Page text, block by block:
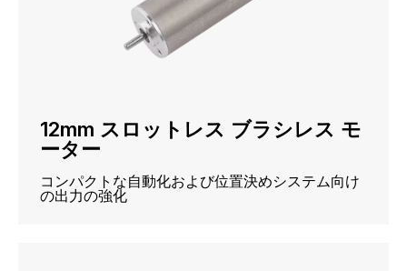
12mm スロットレス ブラシレス モ
ーター
コンパクトな自動化および位置決めシステム向け
の出力の強化